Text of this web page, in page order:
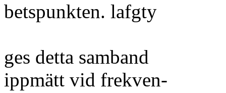
betspunkten. lafgty
ges detta samband
ippmätt vid frekven-